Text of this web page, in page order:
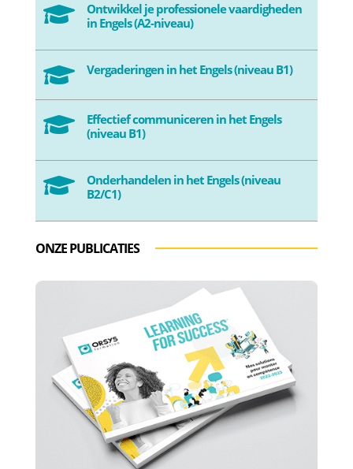

Ontwikkel je professionele vaardigheden
in Engels (A2-niveau)
 Vergaderingen in het Engels (niveau B1)

Effectief communiceren in het Engels
(niveau B1)

Onderhandelen in het Engels (niveau
B2/C1)
ONZE PUBLICATIES